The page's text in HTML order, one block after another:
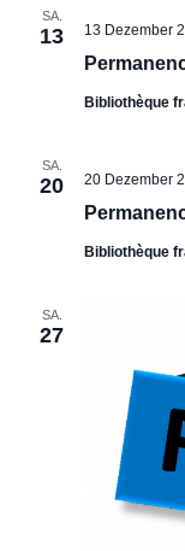
SA.
13 13 Dezember
Bibliothèque
SA.
20 20 Dezember
Bibliothèque
SA.
27